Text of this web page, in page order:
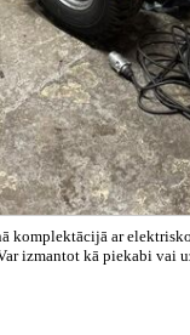
komplektācijā ar
izmantot kā piekabi vai